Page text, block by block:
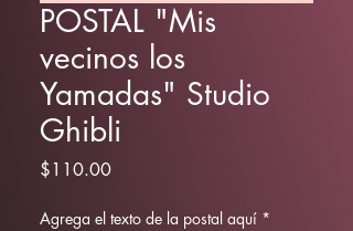
POSTAL "Mis
vecinos los
Yamadas" Studio
Ghibli
$110.00Precio
Agrega el texto de la postal aquí *